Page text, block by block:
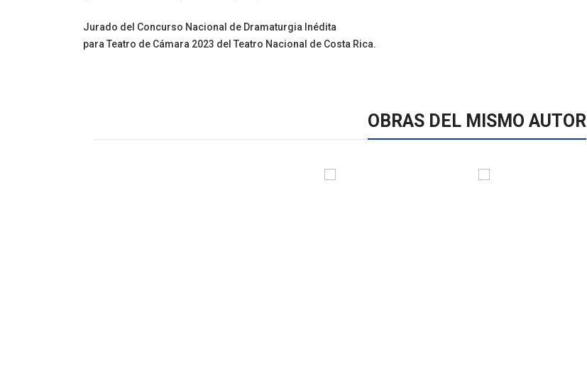
Jurado del Concurso Nacional de Dramaturgia Inédita
para Teatro de Cámara 2023 del Teatro Nacional de Costa Rica.
OBRAS DEL MISMO AUTOR